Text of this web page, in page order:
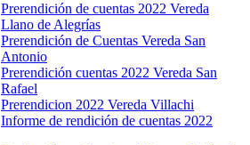
Prerendición de cuentas 2022 Vereda
Llano de Alegrías
Prerendición de Cuentas Vereda San
Antonio
Prerendición cuentas 2022 Vereda San
Rafael
Prerendicion 2022 Vereda Villachi
Informe de rendición de cuentas 2022